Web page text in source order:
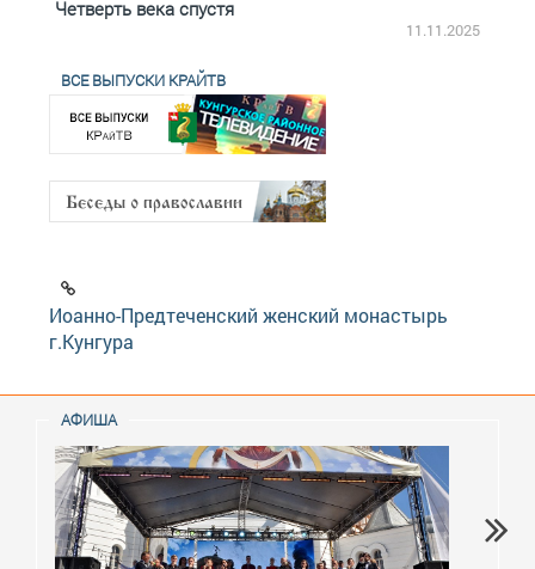
Четверть века спустя
11.11.2025
ВСЕ ВЫПУСКИ КРАЙТВ
Иоанно-Предтеченский женский монастырь
г.Кунгура
АФИША